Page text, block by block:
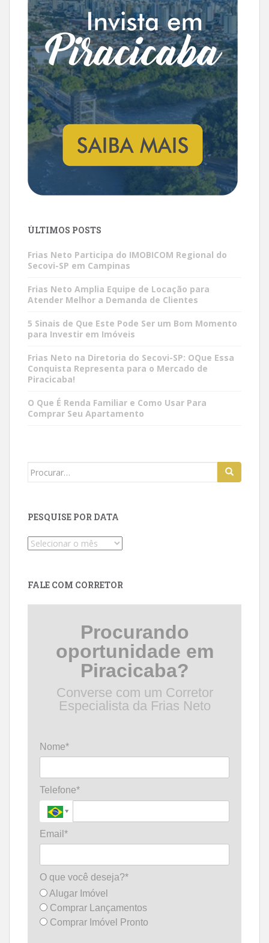
ÚLTIMOS POSTS
Frias Neto Participa do IMOBICOM Regional do
Secovi-SP em Campinas
Frias Neto Amplia Equipe de Locação para
Atender Melhor a Demanda de Clientes
5 Sinais de Que Este Pode Ser um Bom Momento
para Investir em Imóveis
Frias Neto na Diretoria do Secovi-SP: OQue Essa
Conquista Representa para o Mercado de
Piracicaba!
O Que É Renda Familiar e Como Usar Para
Comprar Seu Apartamento
Search
PESQUISE POR DATA
Pesquise
FALE COM CORRETOR
Procurando
oportunidade em
Piracicaba?
Converse com um Corretor
Especialista da Frias Neto
Nome*
Telefone*
Email*
O que você deseja?*
Alugar Imóvel
Comprar Lançamentos
Comprar Imóvel Pronto